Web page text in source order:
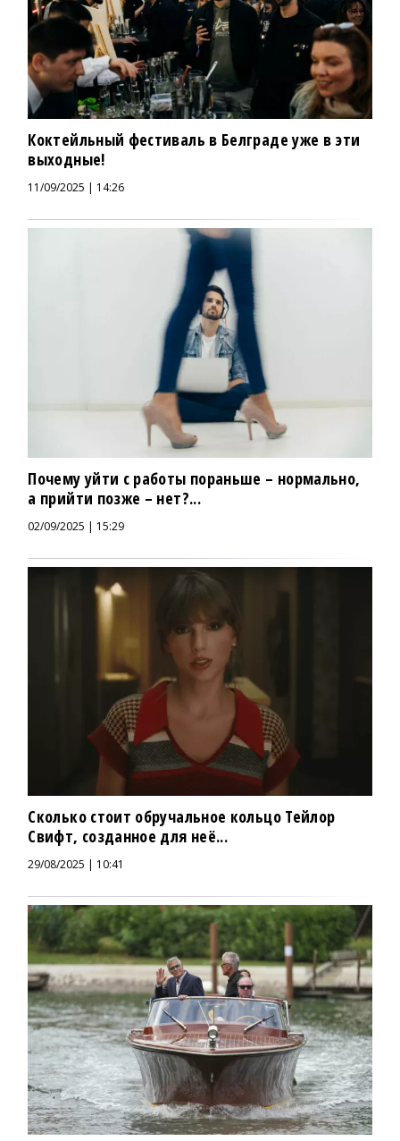
Коктейльный фестиваль в Белграде уже в эти
выходные!
11/09/2025 | 14:26
Почему уйти с работы пораньше – нормально,
а прийти позже – нет?...
02/09/2025 | 15:29
Сколько стоит обручальное кольцо Тейлор
Свифт, созданное для неё...
29/08/2025 | 10:41